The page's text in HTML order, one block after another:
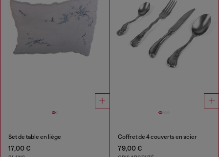
Set de table en liège
17,00 €
Coffret de 4 couverts en acier
79,00 €